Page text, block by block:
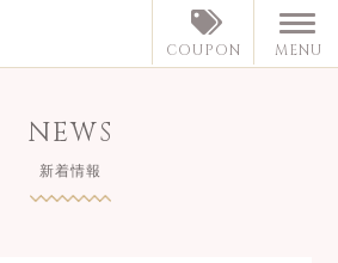
COUPON MENU
NEWS
新着情報